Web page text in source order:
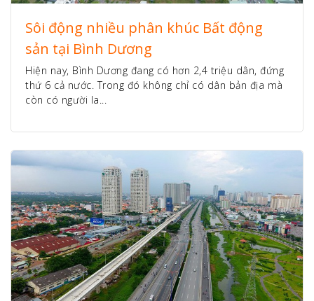
Sôi động nhiều phân khúc Bất động
sản tại Bình Dương
Hiện nay, Bình Dương đang có hơn 2,4 triệu dân, đứng
thứ 6 cả nước. Trong đó không chỉ có dân bản địa mà
còn có người la...